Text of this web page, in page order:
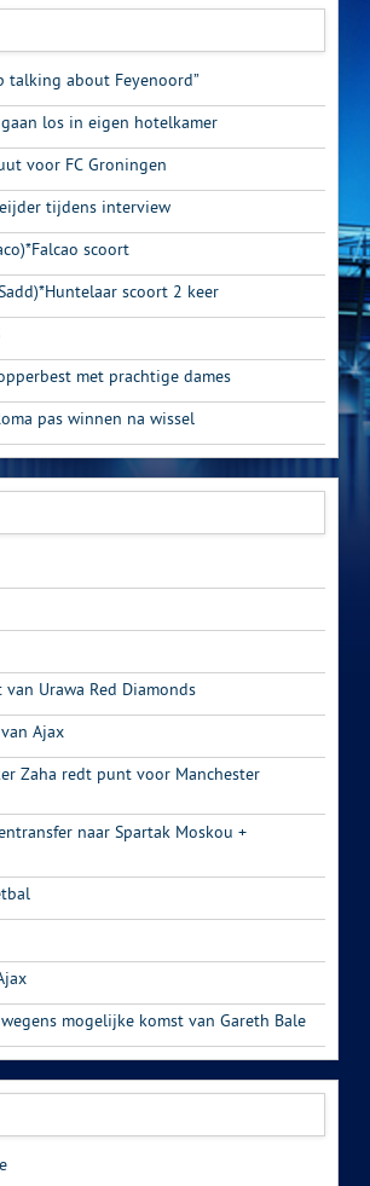
talking about Feyenoord”
los in eigen hotelkamer
voor FC Groningen
tijdens interview
scoort
scoort 2 keer
met prachtige dames
pas winnen na wissel
Urawa Red Diamonds
Ajax
Zaha redt punt voor Manchester
naar Spartak Moskou +
mogelijke komst van Gareth Bale